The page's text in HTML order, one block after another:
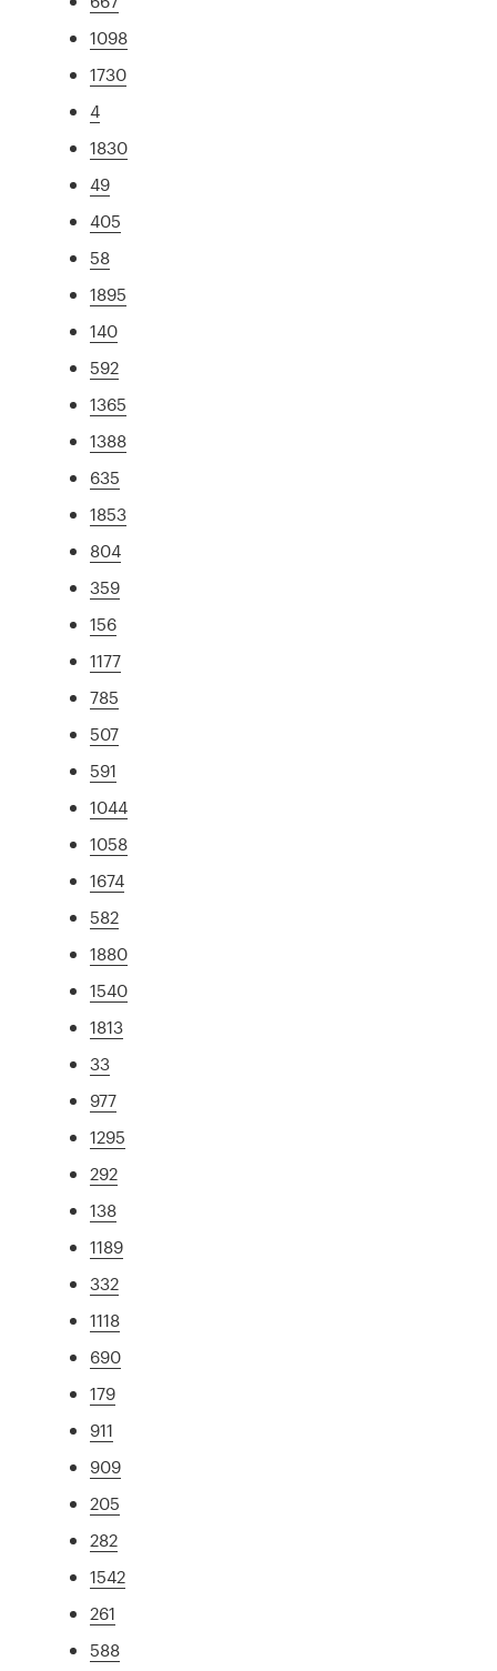
1098
1730
4
1830
49
405
58
1895
140
592
1365
1388
635
1853
804
359
156
1177
785
507
591
1044
1058
1674
582
1880
1540
1813
33
977
1295
292
138
1189
332
1118
690
179
911
909
205
282
1542
261
588